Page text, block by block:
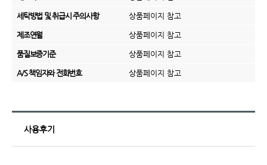
세탁방법 및 취급시 주의사항 상품페이지 참고
제조연월 상품페이지 참고
품질보증기준 상품페이지 참고
A/S 책임자와 전화번호 상품페이지 참고
사용후기